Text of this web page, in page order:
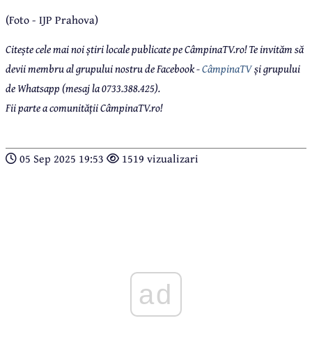
(Foto - IJP Prahova)
Citește cele mai noi știri locale publicate pe CâmpinaTV.ro! Te invităm să
devii membru al grupului nostru de Facebook -CâmpinaTVși grupului
de Whatsapp (mesaj la 0733.388.425).
Fii parte a comunității CâmpinaTV.ro!
05 Sep 2025 19:53 1519 vizualizari
ad